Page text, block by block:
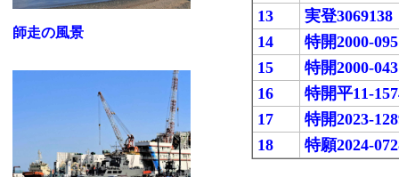
師走の風景
13
実登3069138
14
特開2000-
15
特開2000-
16
特開平11-
17
特開2023-
18
特願2024-